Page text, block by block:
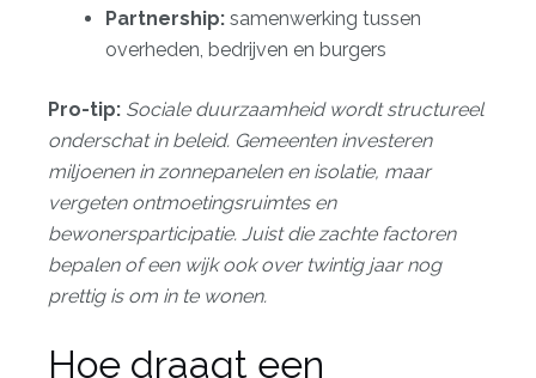
Partnership: samenwerking tussen
overheden, bedrijven en burgers
Pro-tip: Sociale duurzaamheid wordt structureel
onderschat in beleid. Gemeenten investeren
miljoenen in zonnepanelen en isolatie, maar
vergeten ontmoetingsruimtes en
bewonersparticipatie. Juist die zachte factoren
bepalen of een wijk ook over twintig jaar nog
prettig is om in te wonen.
Hoe draagt een